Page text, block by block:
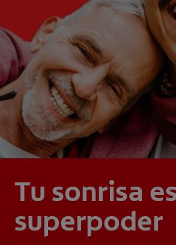
Tu sonrisa
superpoder